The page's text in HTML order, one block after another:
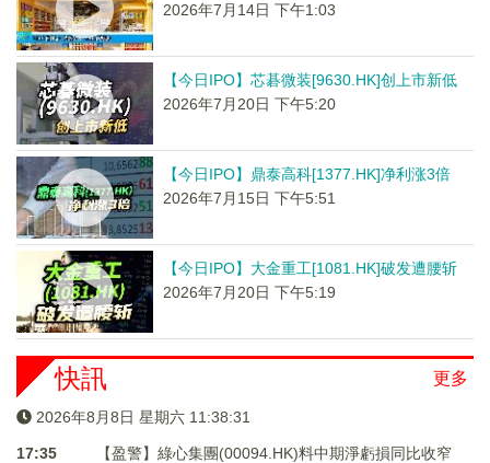
2026年7月14日 下午1:03
【今日IPO】芯碁微装[9630.HK]创上市新低
2026年7月20日 下午5:20
【今日IPO】鼎泰高科[1377.HK]净利涨3倍
2026年7月15日 下午5:51
【今日IPO】大金重工[1081.HK]破发遭腰斩
2026年7月20日 下午5:19
更多
快訊
2026年8月8日 星期六 11:38:31
17:35
【盈警】綠心集團(00094.HK)料中期淨虧損同比收窄